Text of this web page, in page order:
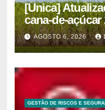
[Unica]
cana-de-açúcar
quinzenas de
AGOSTO 6, 2026
GESTÃO DE RISCOS E